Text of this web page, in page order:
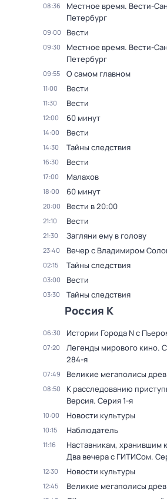
08:36
Местное время. Вести-
Петербург
09:00 Вести
09:30
Местное время. Вести-
Петербург
09:55 О самом главном
11:00 Вести
11:30 Вести
12:00 60 минут
14:00 Вести
14:30 Тайны следствия
16:30 Вести
17:00 Малахов
18:00 60 минут
20:00 Вести в 20:00
21:10 Вести
21:30 Загляни ему в голову
23:40 Вечер с Владимиром
02:15 Тайны следствия
03:00 Вести
03:30 Тайны следствия
Россия К
06:30 Истории Города N с
07:20 Легенды мирового кино.
284-я
07:49 Великие мегаполисы
08:50
К расследованию
Версия. Серия 1-я
10:00 Новости культуры
10:15 Наблюдатель
11:16
Наставникам, хранившим
Два вечера с ГИТИСом.
12:30 Новости культуры
12:45 Великие мегаполисы